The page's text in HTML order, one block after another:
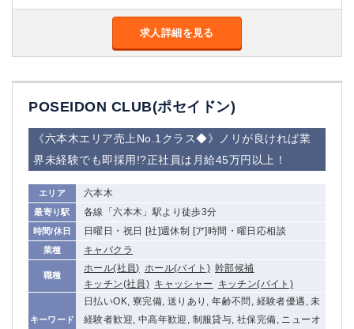
求人詳細を見る
POSEIDON CLUB(ポセイドン)
《六本木エリア売上No.1クラス◆》ノリが良ければ業
界未経験でも即採用!?正社員は月給45万円以上！
エリア 六本木
最寄り駅 各線「六本木」駅より徒歩3分
時間/休日 日曜日・祝日 [社]週休制 [ア]時間・曜日応相談
業種 キャバクラ
職種
ホール(社員) ホール(バイト) 幹部候補
キッチン(社員) キャッシャー キッチン(バイト)
キーワード
日払いOK, 寮完備, 送りあり, 年齢不問, 経験者優遇, 未
経験者歓迎, 中高年歓迎, 制服貸与, 社保完備, ニューオ